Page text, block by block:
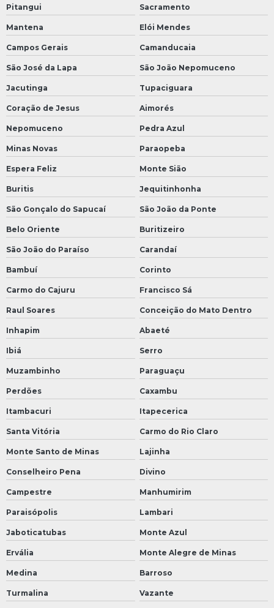
Pitangui Sacramento
Mantena Elói Mendes
Campos Gerais Camanducaia
São José da Lapa São João Nepomuceno
Jacutinga Tupaciguara
Coração de Jesus Aimorés
Nepomuceno Pedra Azul
Minas Novas Paraopeba
Espera Feliz Monte Sião
Buritis Jequitinhonha
São Gonçalo do Sapucaí São João da Ponte
Belo Oriente Buritizeiro
São João do Paraíso Carandaí
Bambuí Corinto
Carmo do Cajuru Francisco Sá
Raul Soares Conceição do Mato Dentro
Inhapim Abaeté
Ibiá Serro
Muzambinho Paraguaçu
Perdões Caxambu
Itambacuri Itapecerica
Santa Vitória Carmo do Rio Claro
Monte Santo de Minas Lajinha
Conselheiro Pena Divino
Campestre Manhumirim
Paraisópolis Lambari
Jaboticatubas Monte Azul
Ervália Monte Alegre de Minas
Medina Barroso
Turmalina Vazante